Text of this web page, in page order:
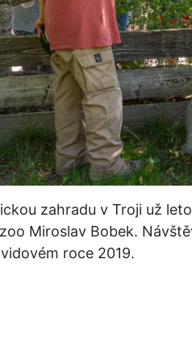
zahradu v Troji už
Miroslav Bobek.
roce 2019.